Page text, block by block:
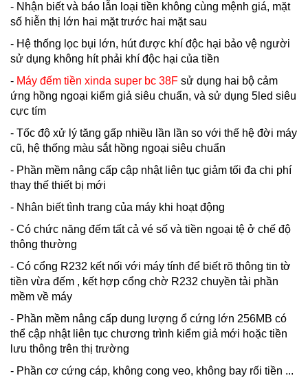
- Nhận biết và báo lẫn loại tiền không cùng mệnh giá, mặt
số hiễn thị lớn hai mặt trước hai mặt sau
- Hệ thống lọc bụi lớn, hút được khí độc hại bảo vệ người
sử dụng không hít phải khí độc hại của tiền
- Máy đếm tiền xinda super bc 38F sử dụng hai bộ cảm
ứng hồng ngoại kiểm giả siêu chuẩn, và sử dụng 5led siêu
cực tím
- Tốc độ xử lý tăng gấp nhiều lần lần so với thế hệ đời máy
cũ, hệ thống màu sắt hồng ngoại siêu chuẩn
- Phần mềm nâng cấp cập nhật liên tục giảm tối đa chi phí
thay thế thiết bị mới
- Nhân biết tình trang của máy khi hoạt động
- Có chức năng đếm tất cả vé số và tiền ngoại tệ ở chế độ
thông thường
- Có cổng R232 kết nối với máy tính để biết rõ thông tin tờ
tiền vừa đếm , kết hợp cổng chờ R232 chuyền tải phần
mềm về máy
- Phần mềm nâng cấp dung lượng ổ cứng lớn 256MB có
thể cập nhật liên tục chương trình kiểm giả mới hoặc tiền
lưu thông trên thị trường
- Phần cơ cứng cáp, không cong veo, không bay rối tiền ...